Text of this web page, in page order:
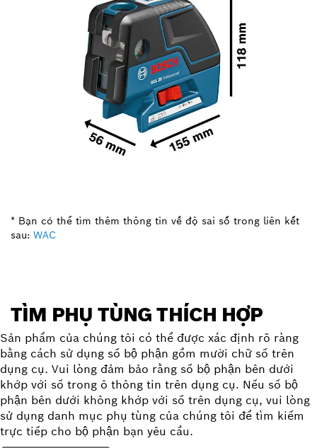
* Bạn có thể tìm thêm thông tin về độ sai số trong liên kết
sau: WAC
TÌM PHỤ TÙNG THÍCH HỢP
Sản phẩm của chúng tôi có thể được xác định rõ ràng
bằng cách sử dụng số bộ phận gồm mười chữ số trên
dụng cụ. Vui lòng đảm bảo rằng số bộ phận bên dưới
khớp với số trong ô thông tin trên dụng cụ. Nếu số bộ
phận bên dưới không khớp với số trên dụng cụ, vui lòng
sử dụng danh mục phụ tùng của chúng tôi để tìm kiếm
trực tiếp cho bộ phận bạn yêu cầu.